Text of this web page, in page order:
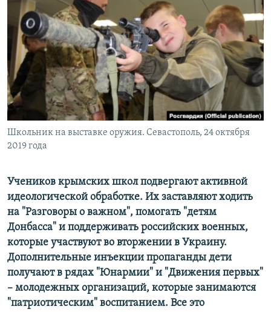
РАСПИСАНИЕ ВЕЩАНИЯ
ПОДПИШИТЕСЬ НА РАССЫЛКУ
СОЦИАЛЬНЫЕ СЕТИ
Все сайты РСЕ/РС
Школьник на выставке оружия. Севастополь, 24 октября
2019 года
Учеников крымских школ подвергают активной
идеологической обработке. Их заставляют ходить
на "Разговоры о важном", помогать "детям
Донбасса" и поддерживать российских военных,
которые участвуют во вторжении в Украину.
Дополнительные инъекции пропаганды дети
получают в рядах "Юнармии" и "Движения первых"
– молодежных организаций, которые занимаются
"патриотическим" воспитанием. Все это